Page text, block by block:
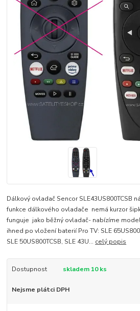
Dálkový ovladač Sencor SLE43US800TCSB
funkce dálkového ovladače nemá kurzor
funguje jako běžný ovladač- nabízíme
ihned po vložení baterií Pro TV: SLE
SLE 50US800TCSB, SLE 43U... celý popis
Dostupnost skladem 10 ks
Nejsme plátci DPH